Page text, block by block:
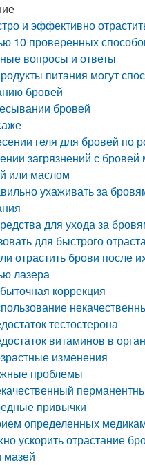
и эффективно
10 проверенных
вопросы и ответы
питания могут
бровей
бровей
геля для бровей по
загрязнений с
или маслом
ухаживать за
для ухода за
для быстрого
отрастить брови после
лазера
коррекция
тестостерона
витаминов в
изменения
проблемы
привычки
определенных
ускорить отрастание
мазей